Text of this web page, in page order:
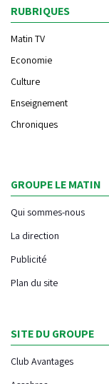
RUBRIQUES
Matin TV
Economie
Culture
Enseignement
Chroniques
GROUPE LE MATIN
Qui sommes-nous
La direction
Publicité
Plan du site
SITE DU GROUPE
Club Avantages